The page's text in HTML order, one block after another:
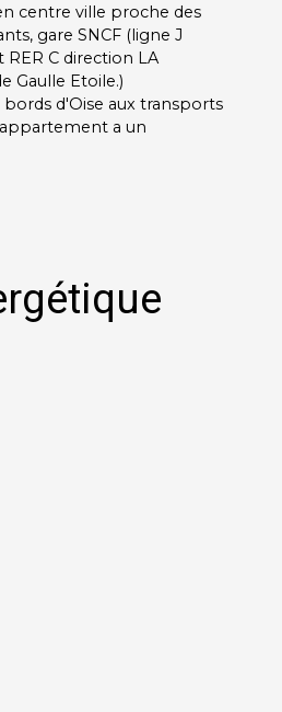
centre ville proche des
gare SNCF (ligne J
RER C direction LA
Gaulle Etoile.)
d'Oise aux transports
a un